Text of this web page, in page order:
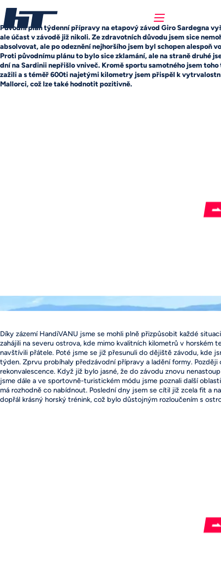
Původní plán týdenní přípravy na etapový závod Giro Sardegna
ale účast v závodě již nikoli. Ze zdravotních důvodu jsem sice
absolvovat, ale po odeznění nejhoršího jsem byl schopen alespoň
Proti původnímu plánu to bylo sice zklamání, ale na straně druhé
dní na Sardinii nepřišlo vniveč. Kromě sportu samotného jsem toho
zažili a s téměř 600ti najetými kilometry jsem přispěl k
Mallorci, což lze také hodnotit pozitivně.
Díky zázemí HandiVANU jsme se mohli plně přizpůsobit každé
zahájili na severu ostrova, kde mimo kvalitních kilometrů v horském
navštívili přátele. Poté jsme se již přesunuli do dějiště závodu, kde
týden. Zprvu probíhaly předzávodní přípravy a ladění formy. Později
rekonvalescence. Když již bylo jasné, že do závodu znovu
jsme dále a ve sportovně-turistickém módu jsme poznali další
má rozhodně co nabídnout. Poslední dny jsem se cítil již zcela fit a
dopřál krásný horský trénink, což bylo důstojným rozloučením s